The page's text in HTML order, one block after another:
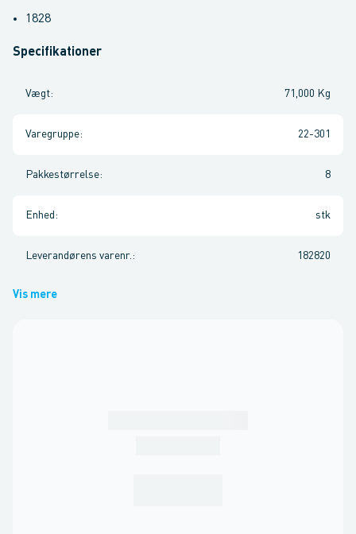
1828
Specifikationer
Vægt: 71,000 Kg
Varegruppe: 22-301
Pakkestørrelse: 8
Enhed : stk
Leverandørens varenr. : 182820
Vis mere